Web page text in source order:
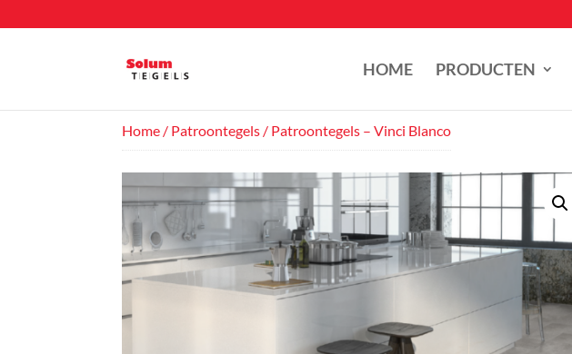
HOME PRODUCTEN
Home / Patroontegels / Patroontegels – Vinci Blanco